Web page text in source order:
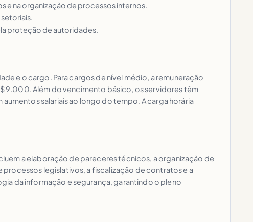
e na organização de processos internos.
proteção de autoridades.
e o cargo. Para cargos de nível médio, a remuneração
9.000. Além do vencimento básico, os servidores têm
salariais ao longo do tempo. A carga horária
a elaboração de pareceres técnicos, a organização de
legislativos, a fiscalização de contratos e a
da informação e segurança, garantindo o pleno